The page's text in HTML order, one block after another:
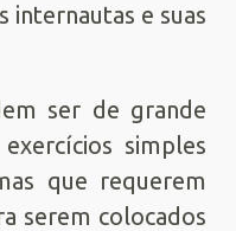
internautas e suas
ser de grande
simples
que requerem
serem colocados